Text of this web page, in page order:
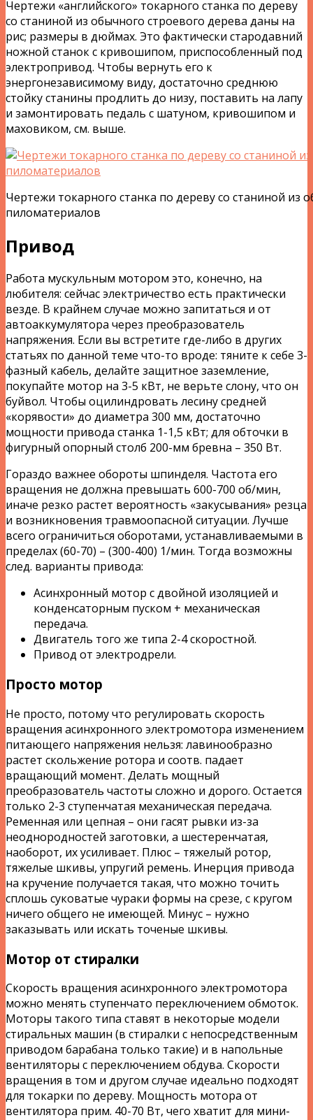
Чертежи «английского» токарного станка по дереву
со станиной из обычного строевого дерева даны на
рис; размеры в дюймах. Это фактически стародавний
ножной станок с кривошипом, приспособленный под
электропривод. Чтобы вернуть его к
энергонезависимому виду, достаточно среднюю
стойку станины продлить до низу, поставить на лапу
и замонтировать педаль с шатуном, кривошипом и
маховиком, см. выше.
Чертежи токарного станка по дереву со станиной из
пиломатериалов
Привод
Работа мускульным мотором это, конечно, на
любителя: сейчас электричество есть практически
везде. В крайнем случае можно запитаться и от
автоаккумулятора через преобразователь
напряжения. Если вы встретите где-либо в других
статьях по данной теме что-то вроде: тяните к себе 3-
фазный кабель, делайте защитное заземление,
покупайте мотор на 3-5 кВт, не верьте слону, что он
буйвол. Чтобы оцилиндровать лесину средней
«корявости» до диаметра 300 мм, достаточно
мощности привода станка 1-1,5 кВт; для обточки в
фигурный опорный столб 200-мм бревна – 350 Вт.
Гораздо важнее обороты шпинделя. Частота его
вращения не должна превышать 600-700 об/мин,
иначе резко растет вероятность «закусывания» резца
и возникновения травмоопасной ситуации. Лучше
всего ограничиться оборотами, устанавливаемыми в
пределах (60-70) – (300-400) 1/мин. Тогда возможны
след. варианты привода:
Асинхронный мотор с двойной изоляцией и
конденсаторным пуском + механическая
передача.
Двигатель того же типа 2-4 скоростной.
Привод от электродрели.
Просто мотор
Не просто, потому что регулировать скорость
вращения асинхронного электромотора изменением
питающего напряжения нельзя: лавинообразно
растет скольжение ротора и соотв. падает
вращающий момент. Делать мощный
преобразователь частоты сложно и дорого. Остается
только 2-3 ступенчатая механическая передача.
Ременная или цепная – они гасят рывки из-за
неоднородностей заготовки, а шестеренчатая,
наоборот, их усиливает. Плюс – тяжелый ротор,
тяжелые шкивы, упругий ремень. Инерция привода
на кручение получается такая, что можно точить
сплошь суковатые чураки формы на срезе, с кругом
ничего общего не имеющей. Минус – нужно
заказывать или искать точеные шкивы.
Мотор от стиралки
Скорость вращения асинхронного электромотора
можно менять ступенчато переключением обмоток.
Моторы такого типа ставят в некоторые модели
стиральных машин (в стиралки с непосредственным
приводом барабана только такие) и в напольные
вентиляторы с переключением обдува. Скорости
вращения в том и другом случае идеально подходят
для токарки по дереву. Мощность мотора от
вентилятора прим. 40-70 Вт, чего хватит для мини-